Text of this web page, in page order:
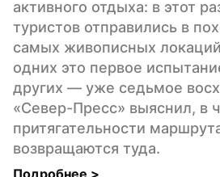
активного отдыха: в этот
туристов отправились в
самых живописных
одних это первое
других — уже седьмое
«Север-Пресс» выяснил, в
притягательности
возвращаются туда.
Подробнее >